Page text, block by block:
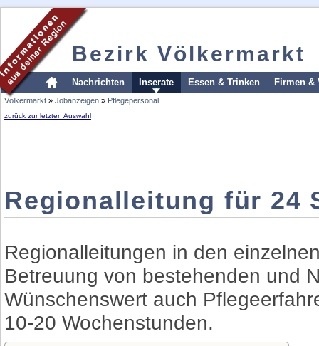
Bezirk Völkermarkt
Nachrichten Inserate Essen & Trinken Firmen &
Völkermarkt » Jobanzeigen » Pflegepersonal
zurück zur letzten Auswahl
Regionalleitung für 24
Regionalleitungen in den
Betreuung von bestehenden und
Wünschenswert auch
10-20 Wochenstunden.